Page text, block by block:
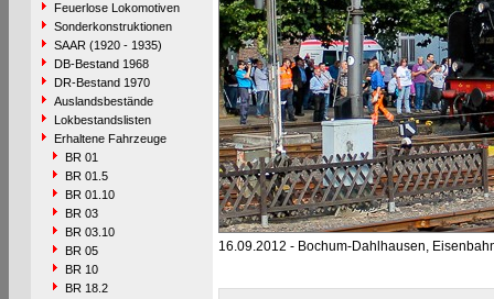
Feuerlose Lokomotiven
Sonderkonstruktionen
SAAR (1920 - 1935)
DB-Bestand 1968
DR-Bestand 1970
Auslandsbestände
Lokbestandslisten
Erhaltene Fahrzeuge
BR 01
BR 01.5
BR 01.10
BR 03
BR 03.10
BR 05
BR 10
BR 18.2
16.09.2012 - Bochum-Dahlhausen,